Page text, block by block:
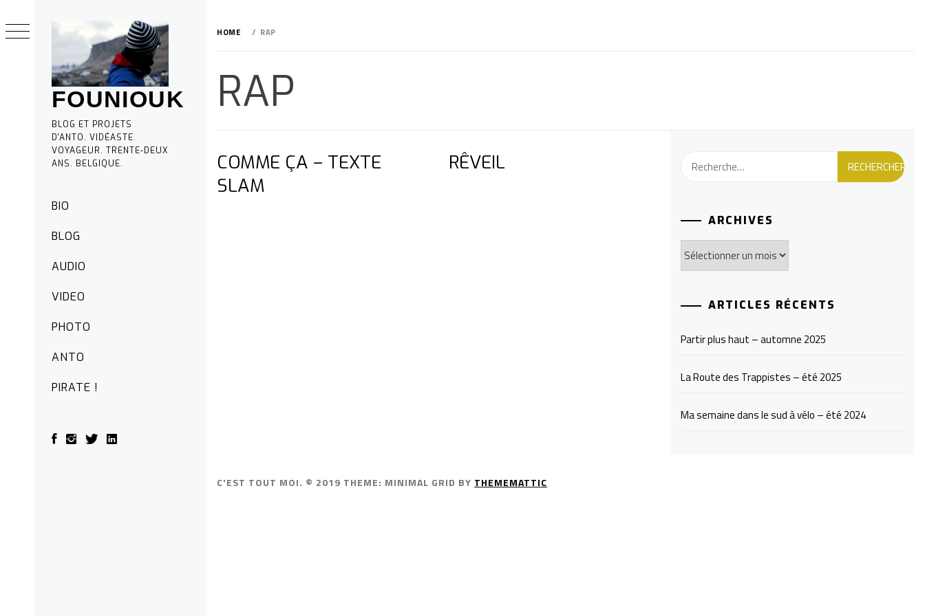
FOUNIOUK
BLOG ET PROJETS
D'ANTO. VIDÉASTE.
VOYAGEUR. TRENTE-DEUX
ANS. BELGIQUE.
Primary
Menu
BIO
BLOG
AUDIO
VIDEO
PHOTO
ANTO
PIRATE !
to
content
HOME RAP
RAP
COMME ÇA – TEXTE
SLAM
RÊVEIL Rechercher :
ARCHIVES
Archives
ARTICLES RÉCENTS
Partir plus haut – automne 2025
La Route des Trappistes – été 2025
Ma semaine dans le sud à vélo – été 2024
C'EST TOUT MOI. © 2019 THEME: MINIMAL GRID BY THEMEMATTIC